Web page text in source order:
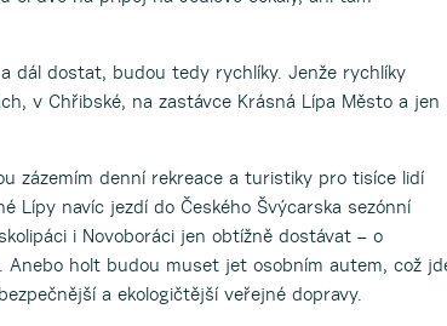
dál dostat, budou tedy rychlíky. Jenže rychlíky
v Chřibské, na zastávce Krásná Lípa Město a jen
zázemím denní rekreace a turistiky pro tisíce lidí
Lípy navíc jezdí do Českého Švýcarska sezónní
i Novoboráci jen obtížně dostávat – o
Anebo holt budou muset jet osobním autem, což
a ekologičtější veřejné dopravy.